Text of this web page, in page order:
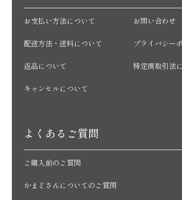
お支払い方法について
配送方法・送料について
返品について
キャンセルについて
お問い合わせ
プライバシー
特定商取引法
よくあるご質問
ご購入前のご質問
かまどさんについてのご質問